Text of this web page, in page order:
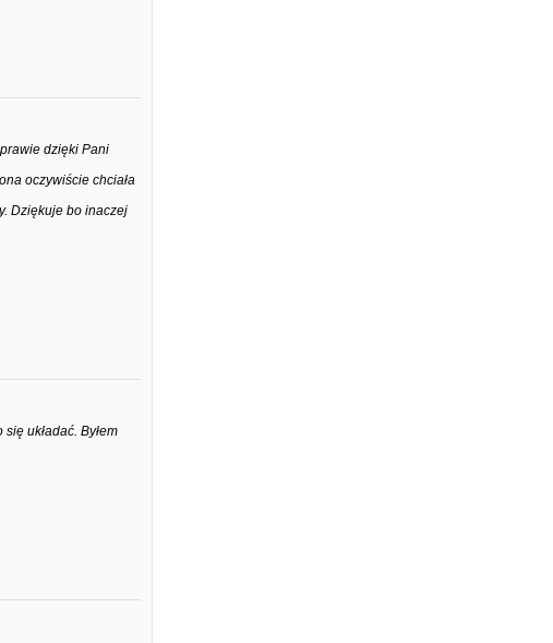
dzięki Pani
oczywiście chciała
Dziękuje bo inaczej
układać. Byłem